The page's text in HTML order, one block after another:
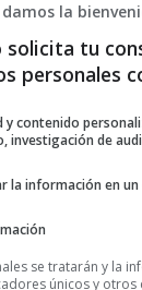
damos la
solicita tu
personales
y contenido
investigación de
la información en
se tratarán y la
únicos y